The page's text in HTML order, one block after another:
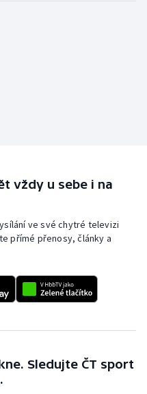
vždy u sebe i na
ve své chytré televizi
přímé přenosy, články a
Sledujte ČT sport